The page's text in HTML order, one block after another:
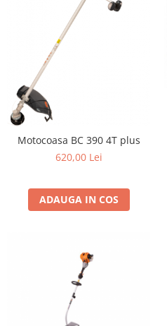
Fierastrau pendular vertical
Ferastraie stationare
Polizor unghiular
Telemetru
Nivela laser
Generatoare curent electric
Freze electrice
Rindele electrice
Aparate de sudură tevi PVC
Mașini electrice de șlefuit / polișat
Mixer electric
Masini de debitat metal
Cutit termic electric
Cosuri si pubele
Motocoasa BC 390 4T plus
620,00 Lei
ADAUGA IN COS